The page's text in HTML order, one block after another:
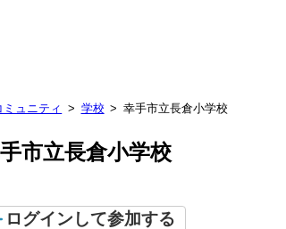
ミュニティ 学校 幸手市立長倉小学校
市立長倉小学校
ログインして参加する